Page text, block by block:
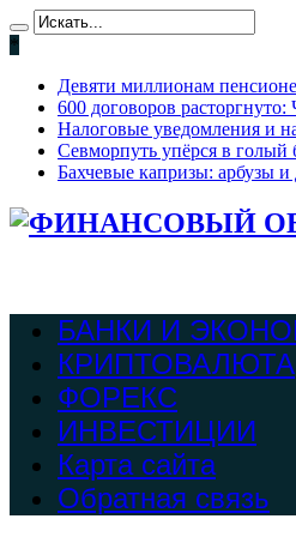
*
Девяти миллионам
600 договоров
Налоговые уведомления и
Севморпуть упёрся в голый
Бахчевые капризы: арбузы
БАНКИ И
КРИПТОВАЛЮТА
ФОРЕКС
ИНВЕСТИЦИИ
Карта сайта
Обратная связь